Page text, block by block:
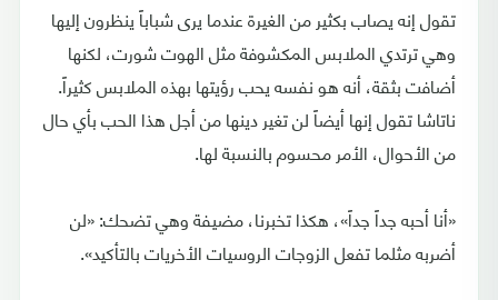
تقول إنه يصاب بكثير من الغيرة عندما يرى شباباً ينظرون إليها
وهي ترتدي الملابس المكشوفة مثل الهوت شورت، لكنها
أضافت بثقة، أنه هو نفسه يحب رؤيتها بهذه الملابس كثيراً.
ناتاشا تقول إنها أيضاً لن تغير دينها من أجل هذا الحب بأي حال
من الأحوال، الأمر محسوم بالنسبة لها.
«أنا أحبه جداً جداً»، هكذا تخبرنا، مضيفة وهي تضحك: «لن
أضربه مثلما تفعل الزوجات الروسيات الأخريات بالتأكيد».